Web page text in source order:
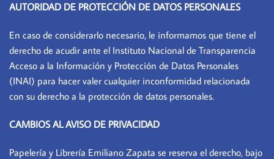
AUTORIDAD DE PROTECCIÓN DE DATOS PERSONALES
En caso de considerarlo necesario, le informamos que tiene el
derecho de acudir ante el Instituto Nacional de Transparencia
Acceso a la Información y Protección de Datos Personales
(INAI) para hacer valer cualquier inconformidad relacionada
con su derecho a la protección de datos personales.
CAMBIOS AL AVISO DE PRIVACIDAD
Papelería y Librería Emiliano Zapata se reserva el derecho, bajo